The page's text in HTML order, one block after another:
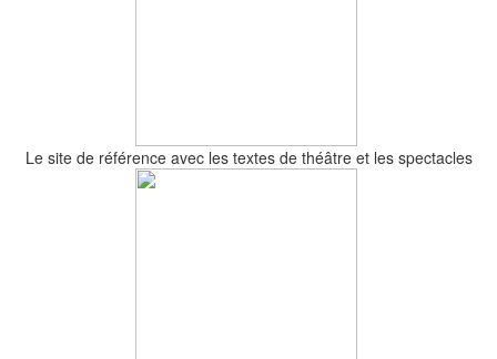
Le site de référence avec les textes de théâtre et les spectacles